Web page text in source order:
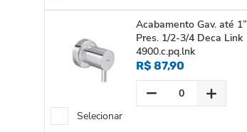
Acabamento Gav. até 1”
Pres. 1/2-3/4 Deca Link
4900.c.pq.lnk
R$ 87,90
Selecionar